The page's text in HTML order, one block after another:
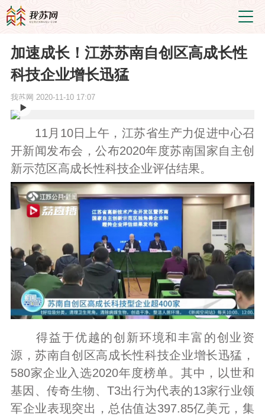
加速成长！江苏苏南自创区高成长性
科技企业增长迅猛
我苏网 2020-11-10 17:07
11月10日上午，江苏省生产力促进中心召
开新闻发布会，公布2020年度苏南国家自主创
新示范区高成长性科技企业评估结果。
得益于优越的创新环境和丰富的创业资
源，苏南自创区高成长性科技企业增长迅猛，
580家企业入选2020年度榜单。其中，以世和
基因、传奇生物、T3出行为代表的13家行业领
军企业表现突出，总估值达397.85亿美元，集